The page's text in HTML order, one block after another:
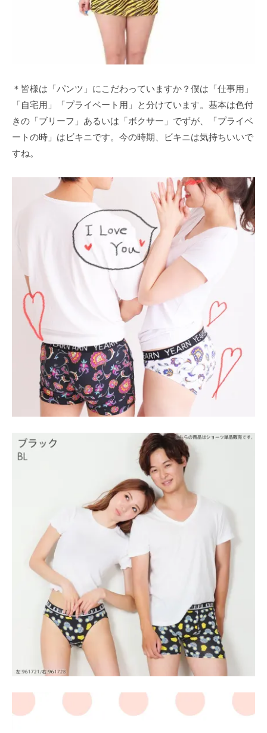
＊皆様は「パンツ」にこだわっていますか？僕は「仕事用」
「自宅用」「プライベート用」と分けています。基本は色付
きの「ブリーフ」あるいは「ボクサー」でずが、「プライベ
ートの時」はビキニです。今の時期、ビキニは気持ちいいで
すね。